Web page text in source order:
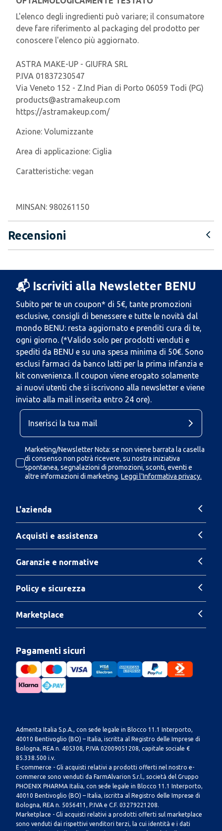
L'elenco degli ingredienti può variare; il consumatore
deve fare riferimento al packaging del prodotto per
conoscere l'elenco più aggiornato.
ASTRA MAKE-UP - GIUFRA SRL
P.IVA 01837230547
Via Veneto 152 - Z.Ind Pian di Porto 06059 Todi (PG)
products@astramakeup.com
https://astramakeup.com/
Azione: Volumizzante
Area di applicazione: Ciglia
Caratteristiche: vegan
MINSAN: 980261150
Recensioni
📬 Iscriviti alla Newsletter BENU
Subito per te un coupon* di 5€, tante promozioni
esclusive, consigli di benessere e tutte le novità dal
mondo BENU: resta aggiornato e prenditi cura di te,
ogni giorno. (*Valido solo per prodotti venduti e
spediti da BENU e su una spesa minima di 50€. Sono
esclusi farmaci da banco latti per la prima infanzia e
kit convenienza. Il coupon viene erogato solamente
ai nuovi utenti che si iscrivono alla newsletter e viene
inviato alla mail inserita entro 24 ore).
Marketing/Newsletter Nota: se non viene barrata la casella
di consenso non potrà ricevere, su nostra iniziativa
spontanea, segnalazioni di promozioni, sconti, eventi e
altre informazioni di marketing. Leggi l'Informativa privacy.
L'azienda
Acquisti e assistenza
Garanzie e normative
Policy e sicurezza
Marketplace
Pagamenti sicuri
Admenta Italia S.p.A., con sede legale in Blocco 11.1 Interporto,
40010 Bentivoglio (BO) – Italia, iscritta al Registro delle Imprese di
Bologna, REA n. 405308, P.IVA 02009051208, capitale sociale €
85.338.500 i.v.
E-commerce - Gli acquisti relativi a prodotti offerti nel nostro e-
commerce sono venduti da FarmAlvarion S.r.l., società del Gruppo
PHOENIX PHARMA Italia, con sede legale in Blocco 11.1 Interporto,
40010 Bentivoglio (BO) – Italia, iscritta al Registro delle Imprese di
Bologna, REA n. 5056411, P.IVA e C.F. 03279221208.
Marketplace - Gli acquisti relativi a prodotti offerti sul marketplace
sono venduti dai rispettivi venditori terzi, la cui identità e i dati